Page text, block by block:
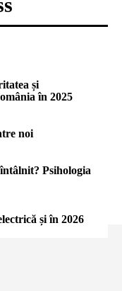
și
în 2025
noi
Psihologia
și în 2026